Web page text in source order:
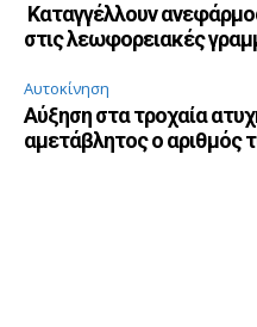
Καταγγέλλουν
στις λεωφορειακές
Αυτοκίνηση
Αύξηση στα τροχαία
αμετάβλητος ο αριθμός